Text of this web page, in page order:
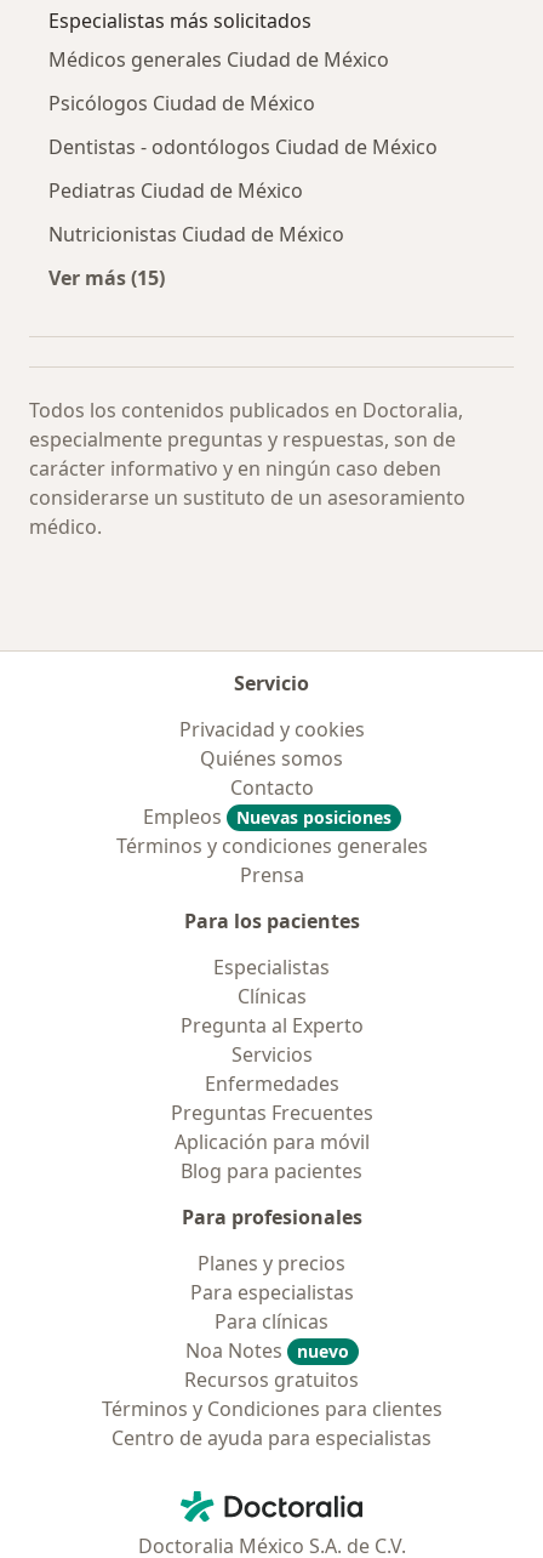
Especialistas más solicitados
Médicos generales Ciudad de México
Psicólogos Ciudad de México
Dentistas - odontólogos Ciudad de México
Pediatras Ciudad de México
Nutricionistas Ciudad de México
Ver más (15)
Todos los contenidos publicados en Doctoralia,
especialmente preguntas y respuestas, son de
carácter informativo y en ningún caso deben
considerarse un sustituto de un asesoramiento
médico.
Servicio
Privacidad y cookies
Quiénes somos
Contacto
Empleos
Nuevas posiciones
Términos y condiciones generales
Prensa
Para los pacientes
Especialistas
Clínicas
Pregunta al Experto
Servicios
Enfermedades
Preguntas Frecuentes
Aplicación para móvil
Blog para pacientes
Para profesionales
Planes y precios
Para especialistas
Para clínicas
Noa Notes
nuevo
Recursos gratuitos
Términos y Condiciones para clientes
Centro de ayuda para especialistas
Doctoralia - Página de inicio
Doctoralia México S.A. de C.V.